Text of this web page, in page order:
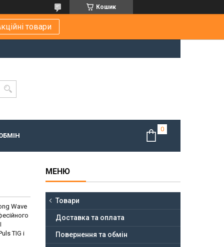
Кошик
товари
Wave
TIG і
Товари
Доставка та оплата
Повернення та обмін